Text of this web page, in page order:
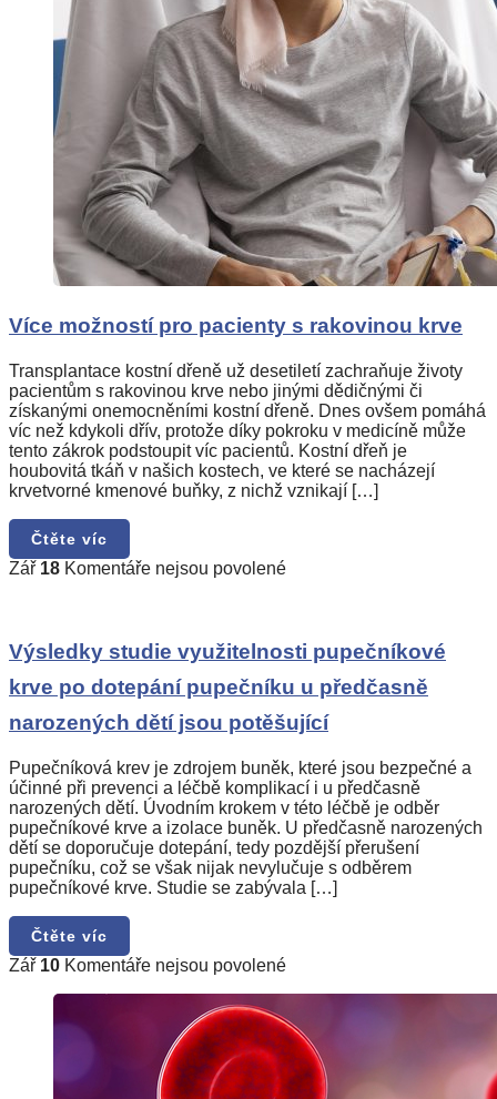
Více možností pro pacienty s rakovinou krve
Transplantace kostní dřeně už desetiletí zachraňuje životy
pacientům s rakovinou krve nebo jinými dědičnými či
získanými onemocněními kostní dřeně. Dnes ovšem pomáhá
víc než kdykoli dřív, protože díky pokroku v medicíně může
tento zákrok podstoupit víc pacientů. Kostní dřeň je
houbovitá tkáň v našich kostech, ve které se nacházejí
krvetvorné kmenové buňky, z nichž vznikají […]
Čtěte víc
Zář 18 Komentáře nejsou povolenéu
Výsledky
studie
využitelnosti
krve
dotepání
pupečníku
u
předčasně
narozených
dětí
jsou
Výsledky studie využitelnosti pupečníkové
krve po dotepání pupečníku u předčasně
narozených dětí jsou potěšující
Pupečníková krev je zdrojem buněk, které jsou bezpečné a
účinné při prevenci a léčbě komplikací i u předčasně
narozených dětí. Úvodním krokem v této léčbě je odběr
pupečníkové krve a izolace buněk. U předčasně narozených
dětí se doporučuje dotepání, tedy pozdější přerušení
pupečníku, což se však nijak nevylučuje s odběrem
pupečníkové krve. Studie se zabývala […]
Čtěte víc
Zář 10 Komentáře nejsou povolenéu
názvem
Bílé
krvinky
pupečníkové